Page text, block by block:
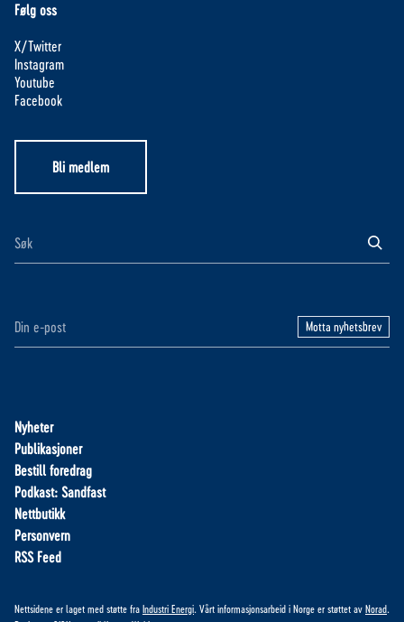
Følg oss
X/Twitter
Instagram
Youtube
Facebook
Bli medlem
Motta nyhetsbrev
Nyheter
Publikasjoner
Bestill foredrag
Podkast: Sandfast
Nettbutikk
Personvern
RSS Feed
Nettsidene er laget med støtte fra Industri Energi. Vårt informasjonsarbeid i Norge er støttet av Norad.